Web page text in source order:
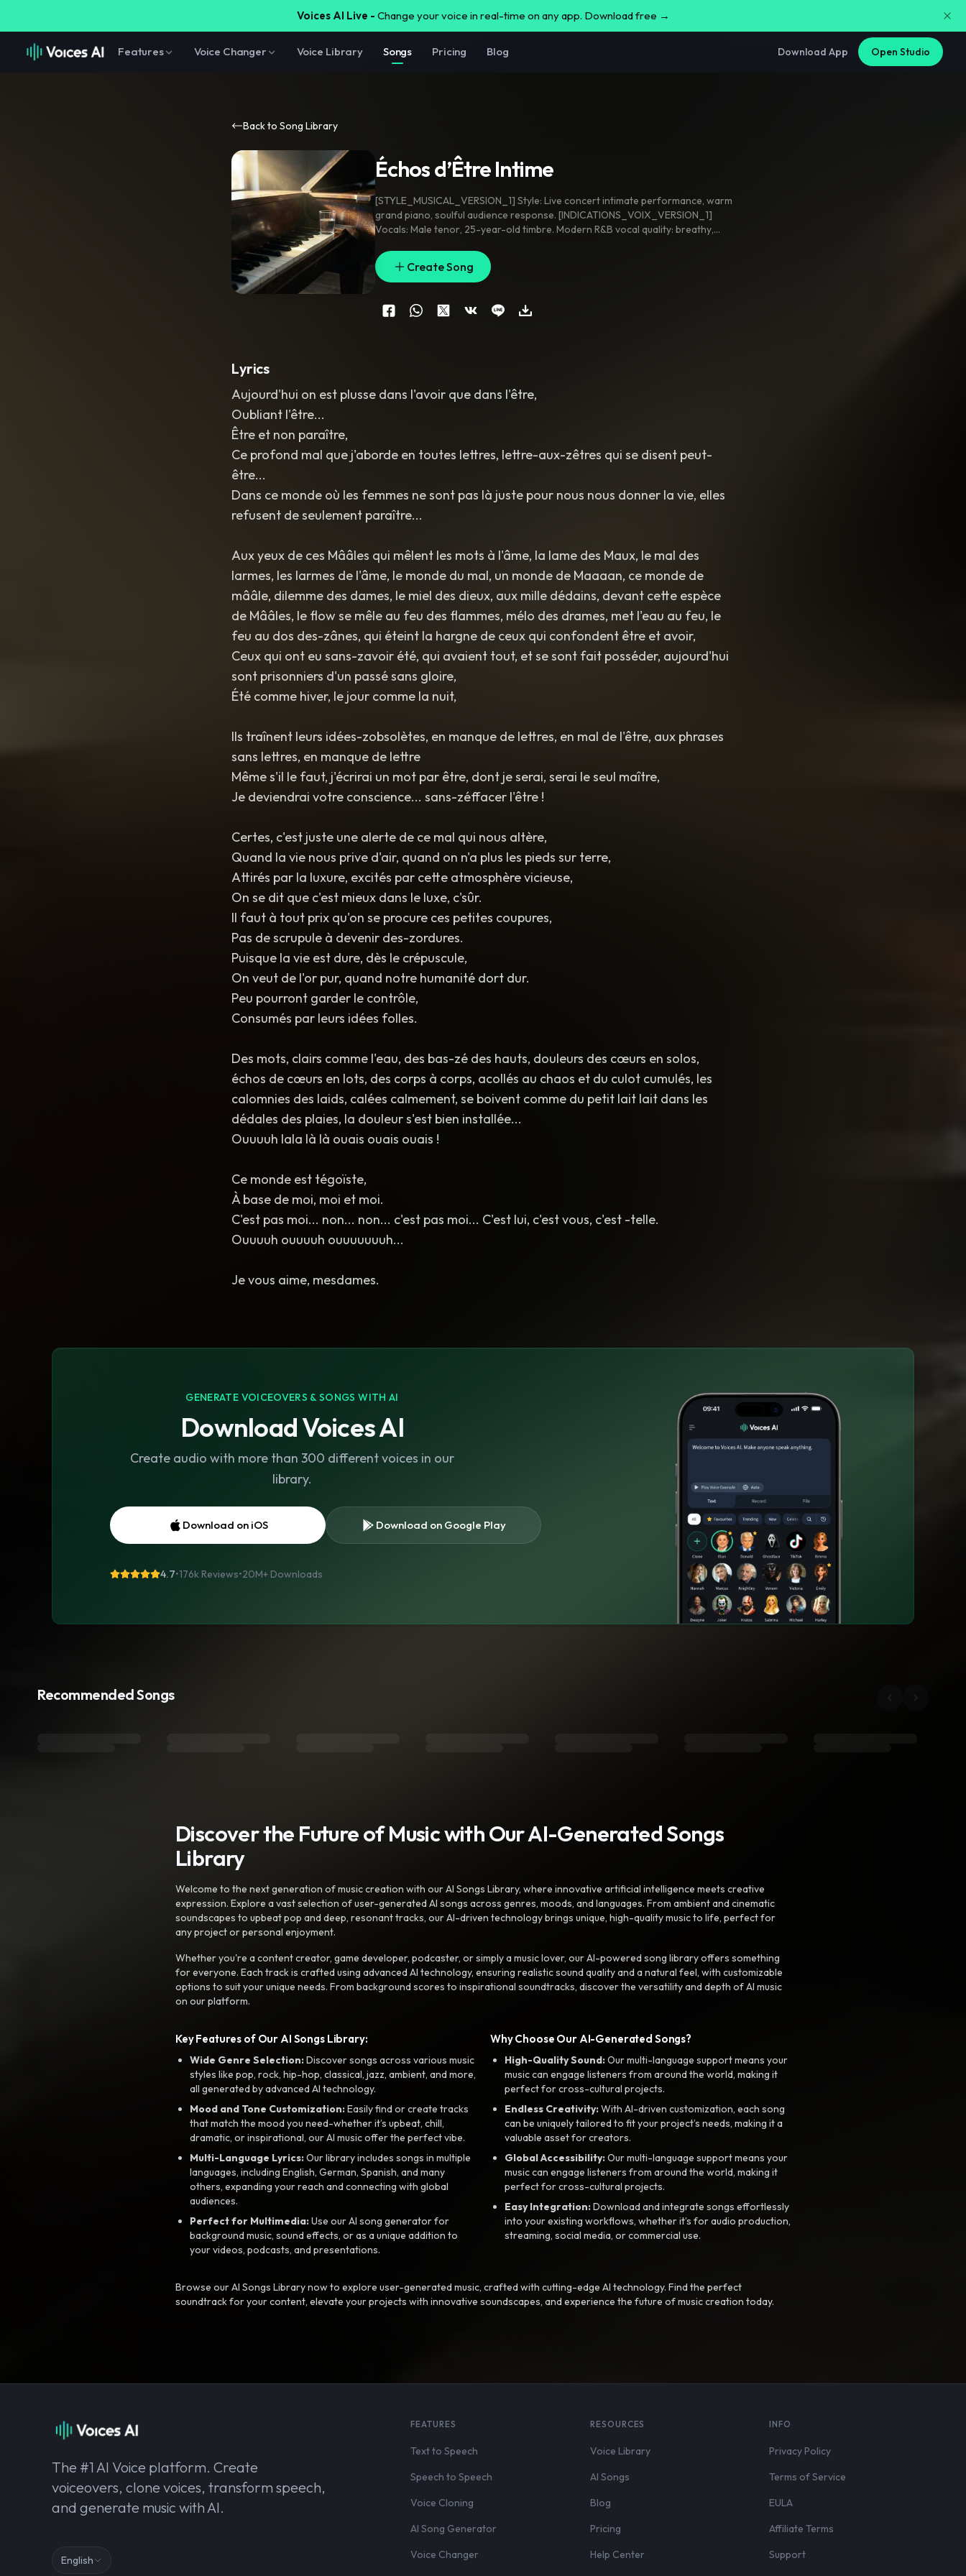
Voices AI Live - Change your voice in real-time on any app. Download free →
Features Voice Changer Voice Library Songs Pricing Blog Download App Open Studio
Back to Song Library
Échos d’Être Intime
[STYLE_MUSICAL_VERSION_1] Style: Live concert intimate performance, warm
grand piano, soulful audience response. [INDICATIONS_VOIX_VERSION_1]
Vocals: Male tenor, 25-year-old timbre. Modern R&B vocal quality: breathy,
comforting delivery with effortless control. Natural French diction
Organic and fluid phrasing. [STYLE_MUSICAL_VERSION_2] Style: Intimate
piano-vocal performance
[INDICATIONS_VOIX_VERSION_2] Vocals: Male tenor
Modern R&B vocal style: airy, crystalline
Create Song
Lyrics
Aujourd'hui on est plusse dans l'avoir que dans l'être,
Oubliant l'être...
Être et non paraître,
Ce profond mal que j'aborde en toutes lettres, lettre-aux-zêtres qui se disent peut-
être...
Dans ce monde où les femmes ne sont pas là juste pour nous nous donner la vie, elles
refusent de seulement paraître...
Aux yeux de ces Mââles qui mêlent les mots à l'âme, la lame des Maux, le mal des
larmes, les larmes de l'âme, le monde du mal, un monde de Maaaan, ce monde de
mââle, dilemme des dames, le miel des dieux, aux mille dédains, devant cette espèce
de Mââles, le flow se mêle au feu des flammes, mélo des drames, met l'eau au feu, le
feu au dos des-zânes, qui éteint la hargne de ceux qui confondent être et avoir,
Ceux qui ont eu sans-zavoir été, qui avaient tout, et se sont fait posséder, aujourd'hui
sont prisonniers d'un passé sans gloire,
Été comme hiver, le jour comme la nuit,
Ils traînent leurs idées-zobsolètes, en manque de lettres, en mal de l'être, aux phrases
sans lettres, en manque de lettre
Même s'il le faut, j'écrirai un mot par être, dont je serai, serai le seul maître,
Je deviendrai votre conscience... sans-zéffacer l'être !
Certes, c'est juste une alerte de ce mal qui nous altère,
Quand la vie nous prive d'air, quand on n'a plus les pieds sur terre,
Attirés par la luxure, excités par cette atmosphère vicieuse,
On se dit que c'est mieux dans le luxe, c'sûr.
Il faut à tout prix qu'on se procure ces petites coupures,
Pas de scrupule à devenir des-zordures.
Puisque la vie est dure, dès le crépuscule,
On veut de l'or pur, quand notre humanité dort dur.
Peu pourront garder le contrôle,
Consumés par leurs idées folles.
Des mots, clairs comme l'eau, des bas-zé des hauts, douleurs des cœurs en solos,
échos de cœurs en lots, des corps à corps, acollés au chaos et du culot cumulés, les
calomnies des laids, calées calmement, se boivent comme du petit lait lait dans les
dédales des plaies, la douleur s'est bien installée...
Ouuuuh lala là là ouais ouais ouais !
Ce monde est tégoïste,
À base de moi, moi et moi.
C'est pas moi... non... non... c'est pas moi... C'est lui, c'est vous, c'est -telle.
Ouuuuh ouuuuh ouuuuuuuh...
GENERATE VOICEOVERS & SONGS WITH AI
Download Voices AI
Create audio with more than 300 different voices in our
library.
Download on iOS Download on Google Play
4.7•176k Reviews•20M+ Downloads
Recommended Songs
Discover the Future of Music with Our AI-Generated Songs
Library
Welcome to the next generation of music creation with our AI Songs Library, where innovative artificial intelligence meets creative
expression. Explore a vast selection of user-generated AI songs across genres, moods, and languages. From ambient and cinematic
soundscapes to upbeat pop and deep, resonant tracks, our AI-driven technology brings unique, high-quality music to life, perfect for
any project or personal enjoyment.
Whether you're a content creator, game developer, podcaster, or simply a music lover, our AI-powered song library offers something
for everyone. Each track is crafted using advanced AI technology, ensuring realistic sound quality and a natural feel, with customizable
options to suit your unique needs. From background scores to inspirational soundtracks, discover the versatility and depth of AI music
on our platform.
Key Features of Our AI Songs Library:
Wide Genre Selection:Discover songs across various music
styles like pop, rock, hip-hop, classical, jazz, ambient, and more,
all generated by advanced AI technology.
Mood and Tone Customization:Easily find or create tracks
that match the mood you need-whether it’s upbeat, chill,
dramatic, or inspirational, our AI music offer the perfect vibe.
Multi-Language Lyrics:Our library includes songs in multiple
languages, including English, German, Spanish, and many
others, expanding your reach and connecting with global
audiences.
Perfect for Multimedia:Use our AI song generator for
background music, sound effects, or as a unique addition to
your videos, podcasts, and presentations.
Why Choose Our AI-Generated Songs?
High-Quality Sound:Our multi-language support means your
music can engage listeners from around the world, making it
perfect for cross-cultural projects.
Endless Creativity:With AI-driven customization, each song
can be uniquely tailored to fit your project’s needs, making it a
valuable asset for creators.
Global Accessibility:Our multi-language support means your
music can engage listeners from around the world, making it
perfect for cross-cultural projects.
Easy Integration:Download and integrate songs effortlessly
into your existing workflows, whether it’s for audio production,
streaming, social media, or commercial use.
Browse our AI Songs Library now to explore user-generated music, crafted with cutting-edge AI technology. Find the perfect
soundtrack for your content, elevate your projects with innovative soundscapes, and experience the future of music creation today.
The #1 AI Voice platform. Create
voiceovers, clone voices, transform speech,
and generate music with AI.
English
FEATURES
Text to Speech
Speech to Speech
Voice Cloning
AI Song Generator
Voice Changer
RESOURCES
Voice Library
AI Songs
Blog
Pricing
Help Center
INFO
Privacy Policy
Terms of Service
EULA
Affiliate Terms
Support